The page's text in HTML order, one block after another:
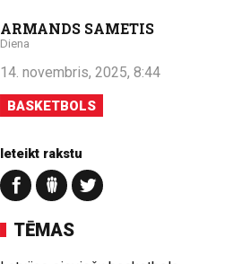
ARMANDS SAMETIS
Diena
14. novembris, 2025, 8:44
BASKETBOLS
Ieteikt rakstu
TĒMAS